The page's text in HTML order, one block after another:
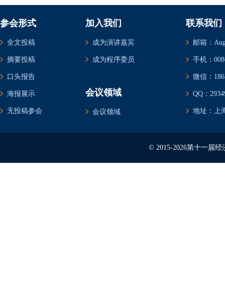
参会形式
全文投稿
摘要投稿
口头报告
海报展示
无投稿参会
加入我们
成为演讲嘉宾
成为程序委员
会议领域
会议领域
联系我们
邮箱：
手机：
微信：
QQ：
地址：上
© 2015-2026第十一届